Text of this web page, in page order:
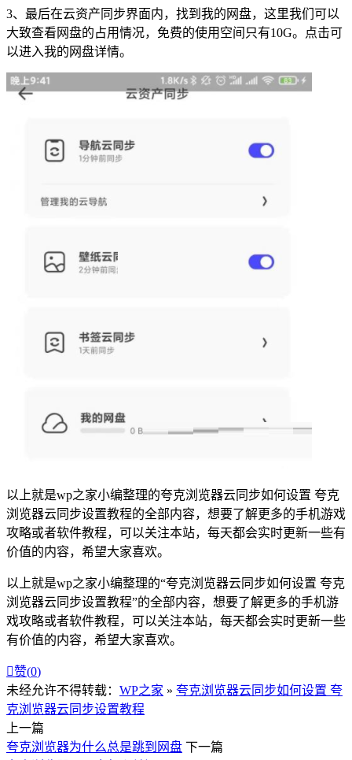
3、最后在云资产同步界面内，找到我的 网盘，这里我们可以
大致查看网盘的占用情况，免费的使用空间只有10G。点击可
以进入我的网盘详情。
以上就是wp之家小编整理的夸克浏览器云同步如何设置 夸克
浏览器云同步设置教程的全部内容，想要了解更多的手机游戏
攻略或者软件教程，可以关注本站，每天都会实时更新一些有
价值的内容，希望大家喜欢。
以上就是wp之家小编整理的“夸克浏览器云同步如何设置 夸克
浏览器云同步设置教程”的全部内容，想要了解更多的手机游
戏攻略或者软件教程，可以关注本站，每天都会实时更新一些
有价值的内容，希望大家喜欢。
赞(0)
未经允许不得转载： WP之家 » 夸克浏览器云同步如何设置 夸
克浏览器云同步设置教程
上一篇
夸克浏览器为什么总是跳到网盘 下一篇